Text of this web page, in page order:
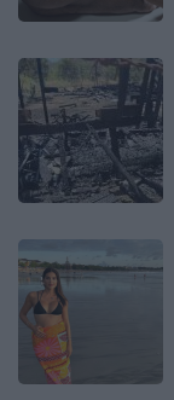
Image
Image